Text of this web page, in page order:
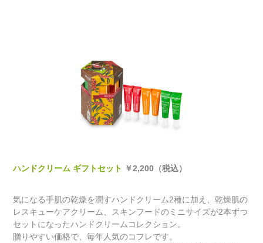
ハンドクリーム ギフトセット ￥2,200（税込）
気になる手肌の乾燥を潤すハンドクリーム2種に加え、乾燥肌の
レスキューケアクリーム、スキンフードのミニサイズが2本ずつ
セットになったハンドクリームコレクション。
贈りやすい価格で、毎年人気のコフレです。